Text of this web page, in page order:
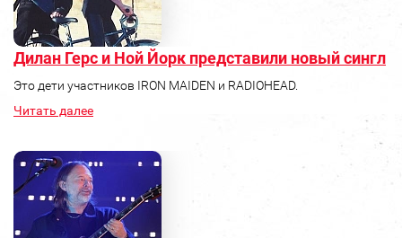
Дилан Герс и Ной Йорк представили новый сингл
Это дети участников IRON MAIDEN и RADIOHEAD.
Читать далее